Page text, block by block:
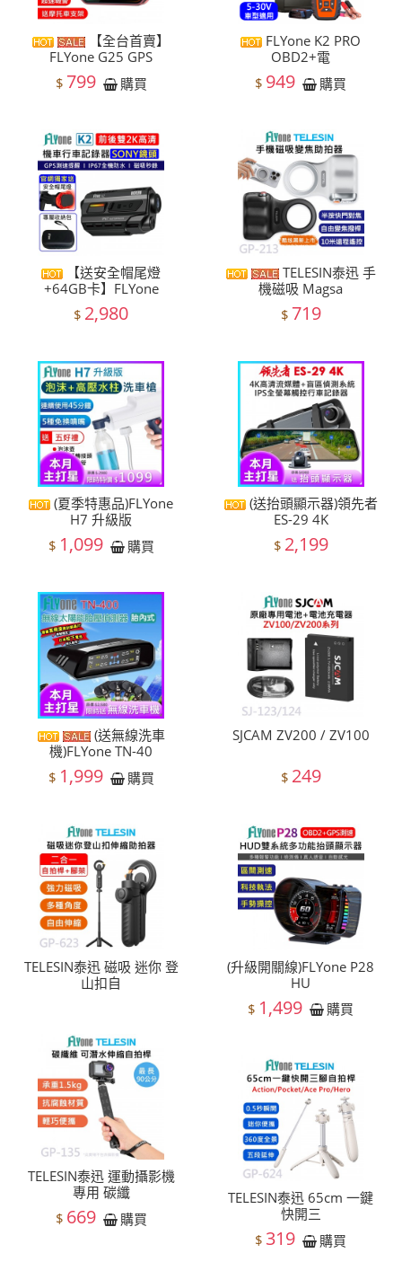
【全台首賣】
FLYone G25 GPS
$ 799 購買
FLYone K2 PRO
OBD2+電
$ 949 購買
【送安全帽尾燈
+64GB卡】FLYone
$ 2,980
TELESIN泰迅 手
機磁吸 Magsa
$ 719
(夏季特惠品)FLYone
H7 升級版
$ 1,099 購買
(送抬頭顯示器)領先者
ES-29 4K
$ 2,199
(送無線洗車
機)FLYone TN-40
$ 1,999 購買
SJCAM ZV200 / ZV100
$ 249
TELESIN泰迅 磁吸 迷你 登
山扣自
(升級開關線)FLYone P28
HU
$ 1,499 購買
TELESIN泰迅 運動攝影機
專用 碳纖
$ 669 購買
TELESIN泰迅 65cm 一鍵
快開三
$ 319 購買